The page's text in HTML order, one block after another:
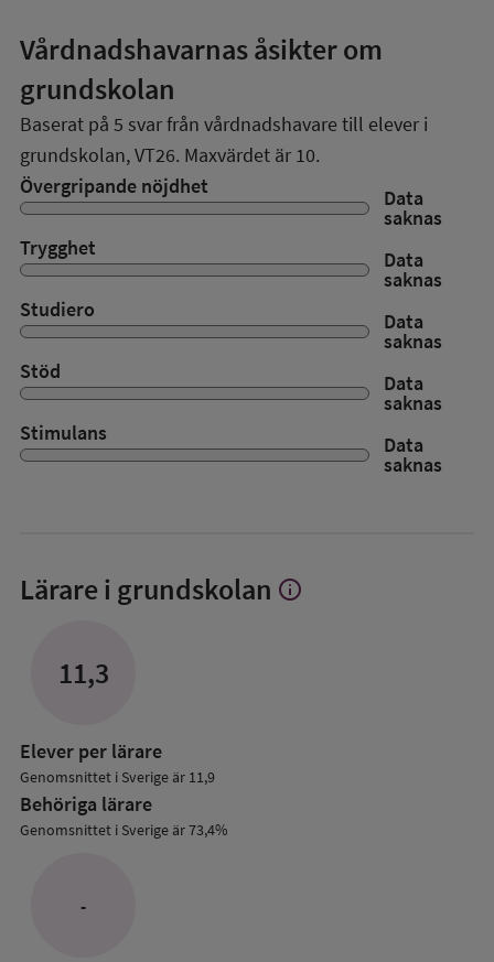
Vårdnadshavarnas åsikter om
grundskolan
Baserat på 5 svar från vårdnadshavare till elever i
grundskolan,VT26. Maxvärdet är 10.
Övergripande nöjdhet
Data
saknas
Trygghet
Data
saknas
Studiero
Data
saknas
Stöd
Data
saknas
Stimulans
Data
saknas
Lärare i grundskolan Visa
info
11,3
Elever per lärare
Genomsnittet i Sverige är 11,9
Behöriga lärare
Genomsnittet i Sverige är 73,4%
-